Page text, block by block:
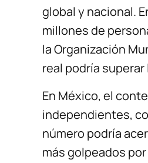
global y nacional.
millones de
la Organización
real podría
En México, el
independientes,
número podría
más golpeados